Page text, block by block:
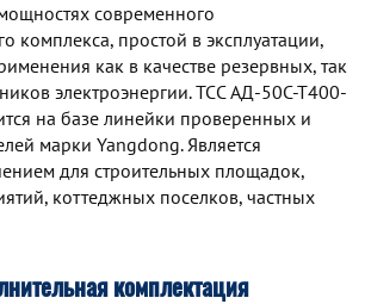
современного
комплекса, простой в эксплуатации,
как в качестве резервных, так
электроэнергии. TCC АД-50С-Т400-
на базе линейки проверенных и
марки Yangdong. Является
для строительных площадок,
коттеджных поселков, частных
комплектация